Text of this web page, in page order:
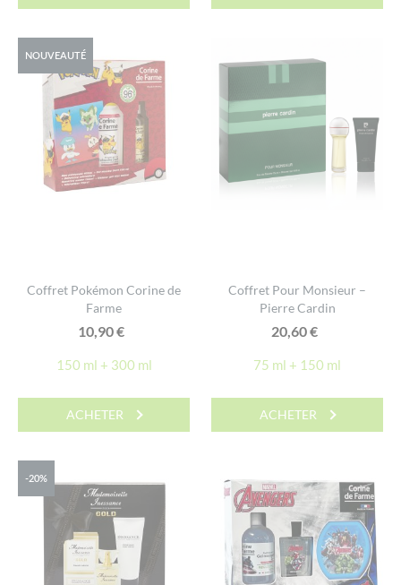
NOUVEAUTÉ
Coffret Pokémon Corine de
Farme
10,90€
150 ml + 300 ml
ACHETER
Coffret Pour Monsieur –
Pierre Cardin
20,60€
75 ml + 150 ml
ACHETER
-20%